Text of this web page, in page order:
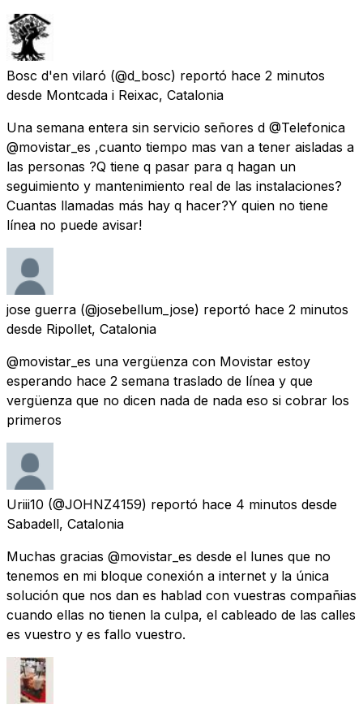
Bosc d'en vilaró (@d_bosc) reportó hace 2 minutos
desde Montcada i Reixac, Catalonia
Una semana entera sin servicio señores d @Telefonica
@movistar_es ,cuanto tiempo mas van a tener aisladas a
las personas ?Q tiene q pasar para q hagan un
seguimiento y mantenimiento real de las instalaciones?
Cuantas llamadas más hay q hacer?Y quien no tiene
línea no puede avisar!
jose guerra (@josebellum_jose) reportó hace 2 minutos
desde Ripollet, Catalonia
@movistar_es una vergüenza con Movistar estoy
esperando hace 2 semana traslado de línea y que
vergüenza que no dicen nada de nada eso si cobrar los
primeros
Uriii10 (@JOHNZ4159) reportó hace 4 minutos desde
Sabadell, Catalonia
Muchas gracias @movistar_es desde el lunes que no
tenemos en mi bloque conexión a internet y la única
solución que nos dan es hablad con vuestras compañias
cuando ellas no tienen la culpa, el cableado de las calles
es vuestro y es fallo vuestro.